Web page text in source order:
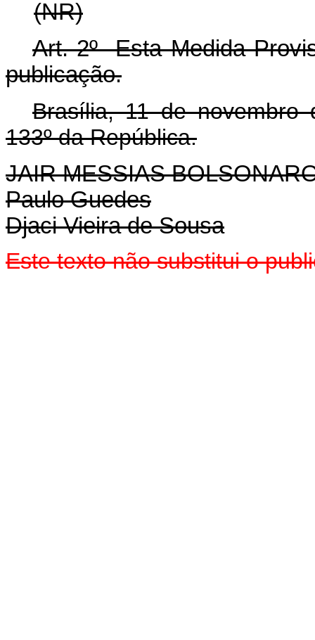
(NR)
Art. 2º Esta Medida
publicação.
Brasília, 11 de novembro
133º da República.
JAIR MESSIAS
Paulo Guedes
Djaci Vieira de Sousa
Este texto não substitui o